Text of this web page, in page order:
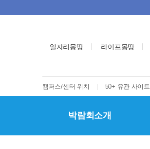
일자리몽땅 라이프몽땅
캠퍼스/센터 위치 50+ 유관 사이트
박람회소개